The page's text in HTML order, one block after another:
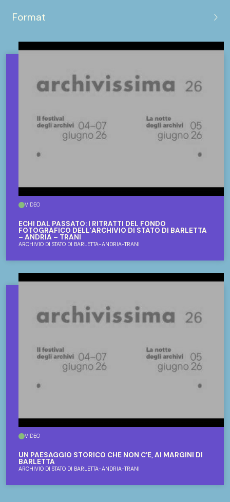
Format
VIDEO
ECHI DAL PASSATO: I RITRATTI DEL FONDO
FOTOGRAFICO DELL’ARCHIVIO DI STATO DI BARLETTA
– ANDRIA – TRANI
ARCHIVIO DI STATO DI BARLETTA-ANDRIA-TRANI
VIDEO
UN PAESAGGIO STORICO CHE NON C'È, AI MARGINI DI
BARLETTA
ARCHIVIO DI STATO DI BARLETTA-ANDRIA-TRANI